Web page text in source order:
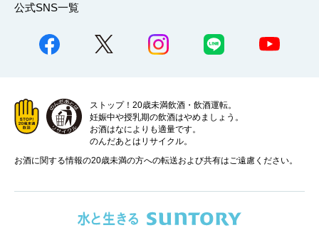
公式SNS一覧
ストップ！20歳未満飲酒・飲酒運転。
妊娠中や授乳期の飲酒はやめましょう。
お酒はなによりも適量です。
のんだあとはリサイクル。
お酒に関する情報の20歳未満の方への転送および共有はご遠慮ください。